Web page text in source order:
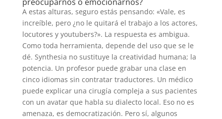
A estas alturas, seguro estás pensando: «Vale, es
increíble, pero ¿no le quitará el trabajo a los actores,
locutores y youtubers?». La respuesta es ambigua.
Como toda herramienta, depende del uso que se le
dé. Synthesia no sustituye la creatividad humana; la
potencia. Un profesor puede grabar una clase en
cinco idiomas sin contratar traductores. Un médico
puede explicar una cirugía compleja a sus pacientes
con un avatar que habla su dialecto local. Eso no es
amenaza, es democratización. Pero sí, algunos